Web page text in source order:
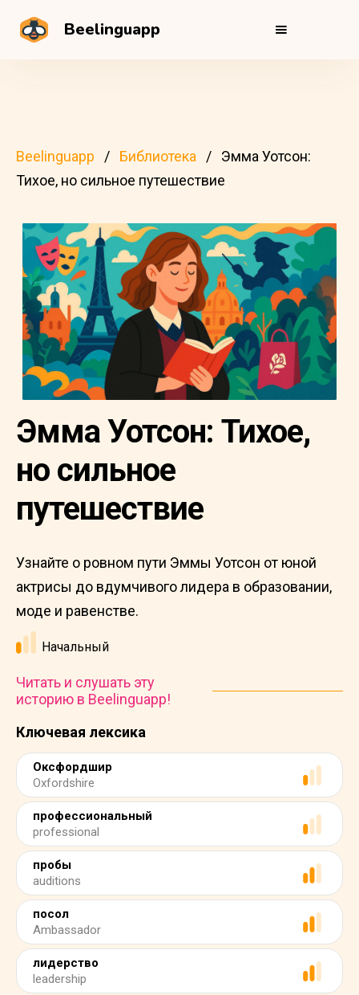
Beelinguapp
Beelinguapp Библиотека
Эмма Уотсон:
Тихое, но сильное путешествие
Ключевая лексика
Оксфордшир
Oxfordshire
профессиональный
professional
пробы
auditions
посол
Ambassador
лидерство
leadership
Эмма Уотсон: Тихое,
но сильное
путешествие
Узнайте о ровном пути Эммы Уотсон от юной
актрисы до вдумчивого лидера в образовании,
моде и равенстве.
Начальный
Читать и слушать эту
историю в Beelinguapp!